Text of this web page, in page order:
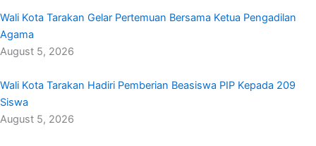
Wali Kota Tarakan Gelar Pertemuan Bersama Ketua Pengadilan
Agama
August 5, 2026
Wali Kota Tarakan Hadiri Pemberian Beasiswa PIP Kepada 209
Siswa
August 5, 2026